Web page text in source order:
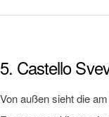
5. Castello
Von außen sieht die